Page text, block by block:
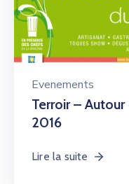
Evenements
Terroir –
2016
Lire la suite